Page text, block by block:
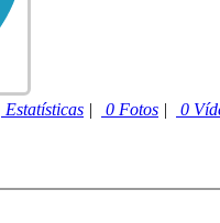
Estatísticas | 0 Fotos | 0